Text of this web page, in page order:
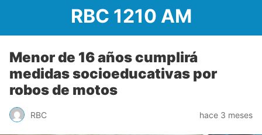
RBC 1210 AM
Menor de 16 años cumplirá
medidas socioeducativas por
robos de motos
RBC hace 3 meses